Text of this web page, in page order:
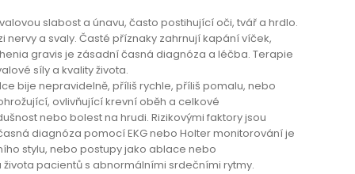
slabost a únavu, často postihující oči, tvář a hrdlo.
a svaly. Časté příznaky zahrnují kapání víček,
gravis je zásadní časná diagnóza a léčba. Terapie
síly a kvality života.
bije nepravidelně, příliš rychle, příliš pomalu, nebo
ovlivňující krevní oběh a celkové
nebo bolest na hrudi. Rizikovými faktory jsou
diagnóza pomocí EKG nebo Holter monitorování je
stylu, nebo postupy jako ablace nebo
pacientů s abnormálními srdečními rytmy.